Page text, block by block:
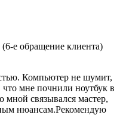
(6-е обращение клиента)
Компьютер не шумит,
что мне почнили ноутбук в
мной связывался мастер,
нюансам.Рекомендую